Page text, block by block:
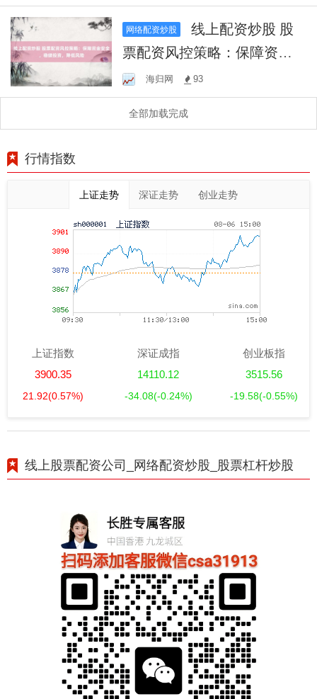
务
网络配资炒股
线上配资炒股 股
票配资风控策略：保障资金
安全，稳健投资，降低风险
海归网 93
全部加载完成
行情指数
上证走势 深证走势 创业走势
上证指数
3900.35
21.92(0.57%)
深证成指
14110.12
-34.08(-0.24%)
创业板指
3515.56
-19.58(-0.55%)
线上股票配资公司_网络配资炒股_股票杠杆炒股